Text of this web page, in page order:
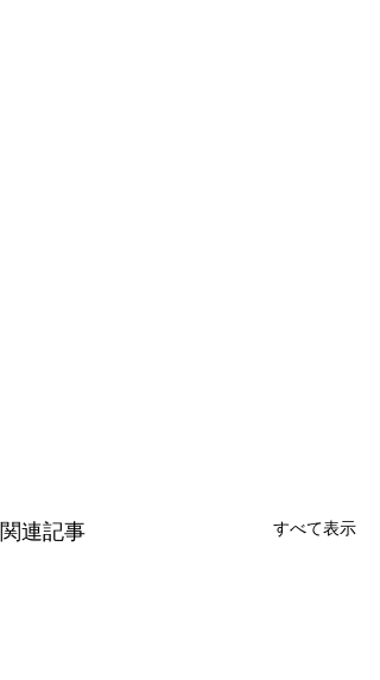
関連記事 すべて表示